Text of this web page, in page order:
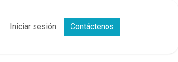
Iniciar sesión Contáctenos